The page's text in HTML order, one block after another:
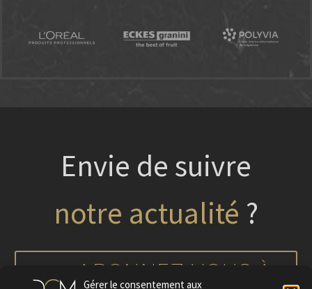
Gérer le consentement aux
Envie de suivre
notre actualité
nos projets ?
ABONNEZ-VOUS À